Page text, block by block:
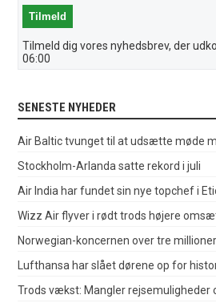
Tilmeld dig vores nyhedsbrev, der
06:00
SENESTE NYHEDER
Air Baltic tvunget til at udsætte møde
Stockholm-Arlanda satte rekord i juli
Air India har fundet sin nye topchef i
Wizz Air flyver i rødt trods højere
Norwegian-koncernen over tre
Lufthansa har slået dørene op for
Trods vækst: Mangler rejsemuligheder